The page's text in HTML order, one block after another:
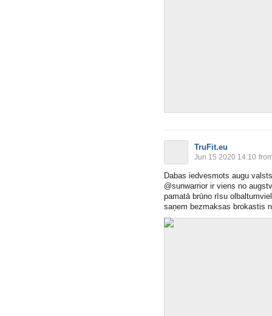
TruFit.eu
Jun 15 2020 14:10
Dabas iedvesmots augu
@sunwarrior ir viens no
pamatā brūno rīsu
saņem bezmaksas brokastis